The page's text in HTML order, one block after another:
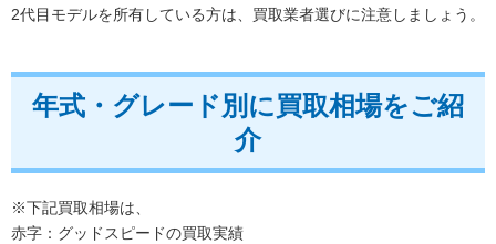
2代目モデルを所有している方は、買取業者選びに注意しましょう。
年式・グレード別に買取相場をご紹
介
※下記買取相場は、
赤字：グッドスピードの買取実績